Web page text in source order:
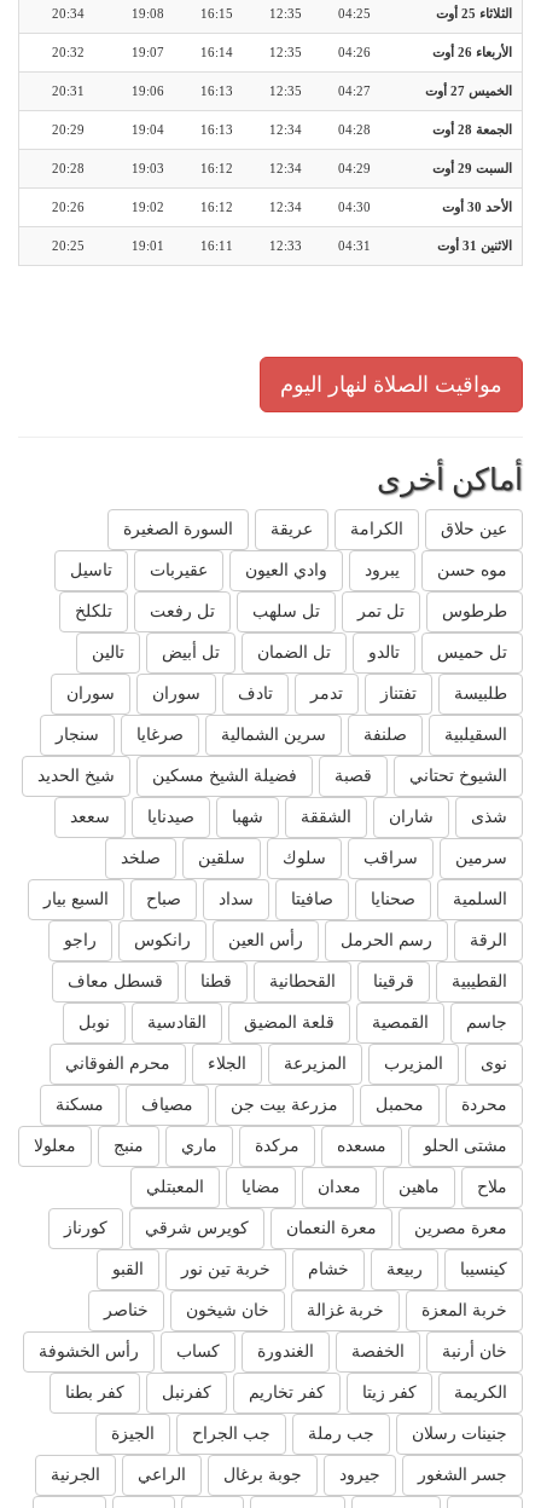
الثلاثاء 25 أوت 04:25
12:35
16:15
19:08
20:34
الأربعاء 26 أوت 04:26
12:35
16:14
19:07
20:32
الخميس 27 أوت 04:27
12:35
16:13
19:06
20:31
الجمعة 28 أوت 04:28
12:34
16:13
19:04
20:29
السبت 29 أوت 04:29
12:34
16:12
19:03
20:28
الأحد 30 أوت 04:30
12:34
16:12
19:02
20:26
الاثنين 31 أوت 04:31
12:33
16:11
19:01
20:25
مواقيت الصلاة لنهار اليوم
أماكن أخرى
عين حلاق الكرامة عريقة السورة الصغيرة
موه حسن يبرود وادي العيون عقيربات تاسيل
طرطوس تل تمر تل سلهب تل رفعت تلكلخ
تل حميس تالدو تل الضمان تل أبيض تالين
طلبيسة تفتناز تدمر تادف سوران سوران
السقيلبية صلنفة سرين الشمالية صرغايا سنجار
الشيوخ تحتاني قصبة فضيلة الشيخ مسكين شيخ الحديد
شذى شاران الشققة شهبا صيدنايا سععد
سرمين سراقب سلوك سلقين صلخد
السلمية صحنايا صافيتا سداد صباح السبع بيار
الرقة رسم الحرمل رأس العين رانكوس راجو
القطيبية قرقينا القحطانية قطنا قسطل معاف
جاسم القمصية قلعة المضيق القادسية نوبل
نوى المزيرب المزيرعة الجلاء محرم الفوقاني
محردة محمبل مزرعة بيت جن مصياف مسكنة
مشتى الحلو مسعده مركدة ماري منبج معلولا
ملاح ماهين معدان مضايا المعبتلي
معرة مصرين معرة النعمان كويرس شرقي كورناز
كينسيبا ربيعة خشام خربة تين نور القبو
خربة المعزة خربة غزالة خان شيخون خناصر
خان أرنبة الخفصة الغندورة كساب رأس الخشوفة
الكريمة كفر زيتا كفر تخاريم كفرنبل كفر بطنا
جنينات رسلان جب رملة جب الجراح الجيزة
جسر الشغور جيرود جوبة برغال الراعي الجرنية